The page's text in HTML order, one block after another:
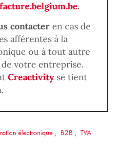
.
contacter en cas de
afférentes à la
ou à tout autre
votre entreprise.
Creactivity se tient
électronique , B2B , TVA